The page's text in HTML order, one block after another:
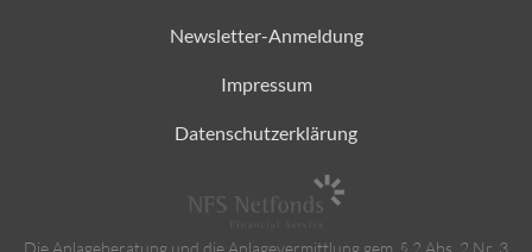
Newsletter-Anmeldung
Impressum
Datenschutzerklärung
Die Anlageberatung und die Anlagevermittlung gem. § 2 Abs. 2 Nr. 3